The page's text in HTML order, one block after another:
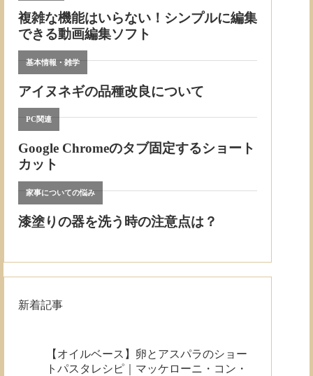
新着記事
【オイルベース】卵とアスパラのショー
トパスタレシピ｜マッケローニ・コン・